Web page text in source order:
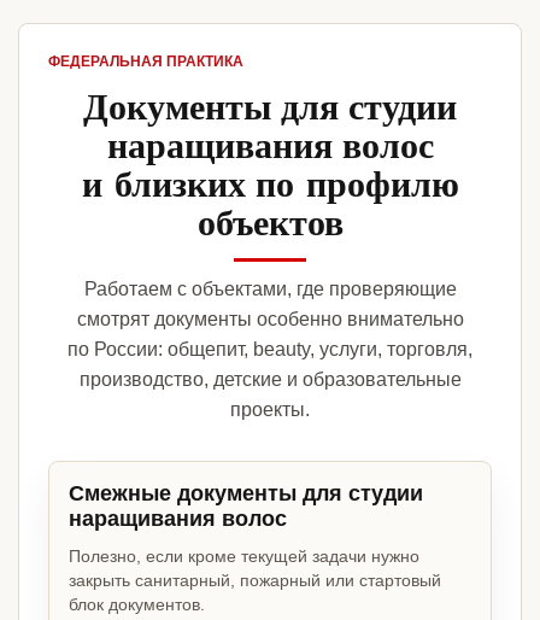
ФЕДЕРАЛЬНАЯ ПРАКТИКА
Документы для студии
наращивания волос
и близких по профилю
объектов
Работаем с объектами, где проверяющие
смотрят документы особенно внимательно
по России: общепит, beauty, услуги, торговля,
производство, детские и образовательные
проекты.
Смежные документы для студии
наращивания волос
Полезно, если кроме текущей задачи нужно
закрыть санитарный, пожарный или стартовый
блок документов.